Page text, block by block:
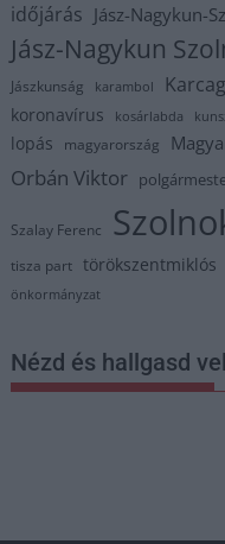
időjárás Jász-Nagykun-
Jász-Nagykun
Jászkunság karambol Karcag
koronavírus kosárlabda
lopás magyarország
Orbán Viktor
Szalay Ferenc
tisza part törökszentmiklós
önkormányzat
Nézd és hallgasd